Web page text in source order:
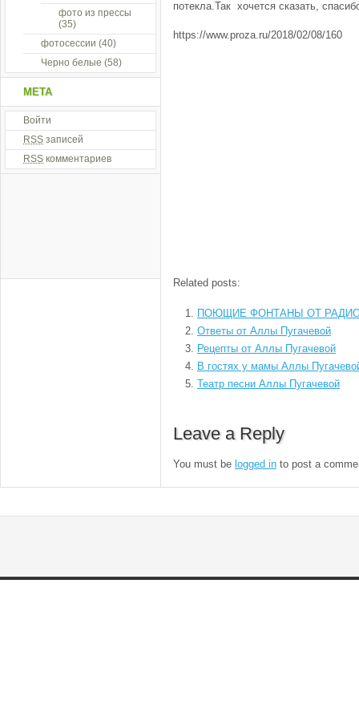
потекла.Так хочется сказать,
https://www.proza.ru/2018/02/08/160
Related posts:
ПОЮЩИЕ ФОНТАНЫ ОТ
Ответы от Аллы Пугачевой
Рецепты от Аллы Пугачевой
В гостях у мамы Аллы
Театр песни Аллы Пугачевой
Leave a Reply
You must be logged in to post a
фото из прессы
(35)
фотосессии (40)
Черно белые (58)
МЕТА
Войти
RSS записей
RSS комментариев